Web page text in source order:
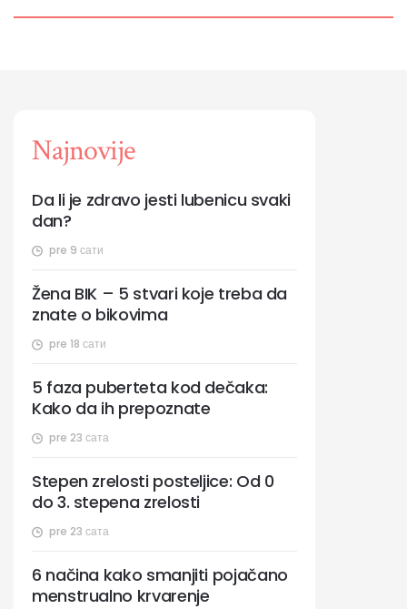
Najnovije
pre 9 сати
Da li je zdravo jesti lubenicu svaki
dan?
pre 18 сати
Žena BIK – 5 stvari koje treba da
znate o bikovima
pre 23 сата
5 faza puberteta kod dečaka:
Kako da ih prepoznate
pre 23 сата
Stepen zrelosti posteljice: Od 0
do 3. stepena zrelosti
6 načina kako smanjiti pojačano
menstrualno krvarenje